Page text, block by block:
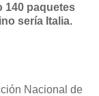
140 paquetes
sería Italia.
Nacional de